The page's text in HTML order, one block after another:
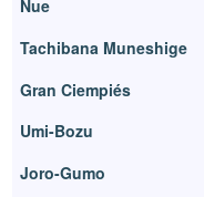
Nue
Tachibana Muneshige
Gran Ciempiés
Umi-Bozu
Joro-Gumo